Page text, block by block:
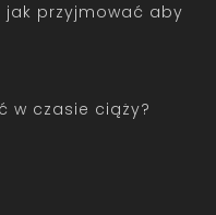
jak przyjmować aby
w czasie ciąży?